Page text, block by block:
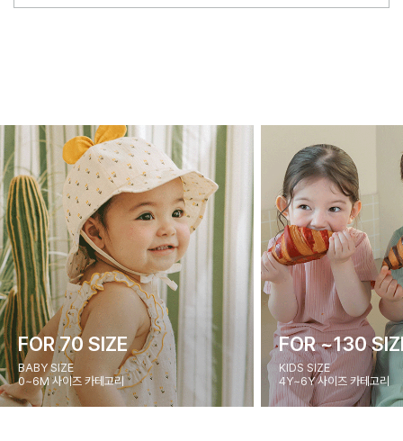
FOR 70 SIZE
BABY SIZE
0~6M 사이즈 카테고리
FOR ~130
KIDS SIZE
4Y~6Y 사이즈 카테고리